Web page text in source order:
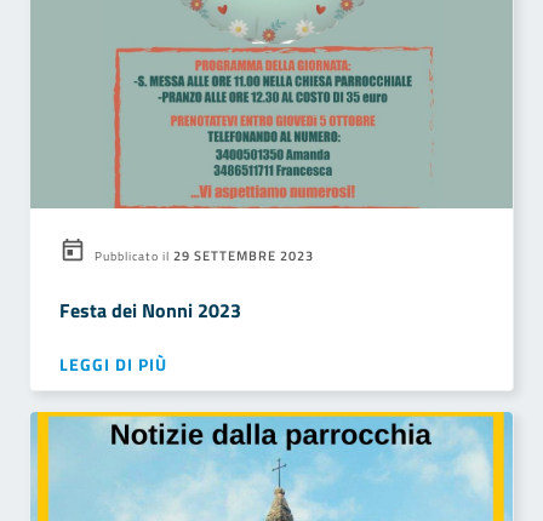
Pubblicato il 29 SETTEMBRE 2023
Festa dei Nonni 2023
LEGGI DI PIÙ